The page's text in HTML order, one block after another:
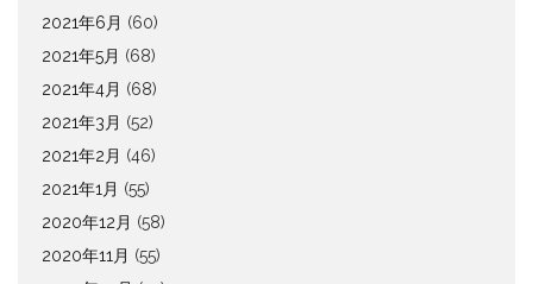
2021年6月 (60)
2021年5月 (68)
2021年4月 (68)
2021年3月 (52)
2021年2月 (46)
2021年1月 (55)
2020年12月 (58)
2020年11月 (55)